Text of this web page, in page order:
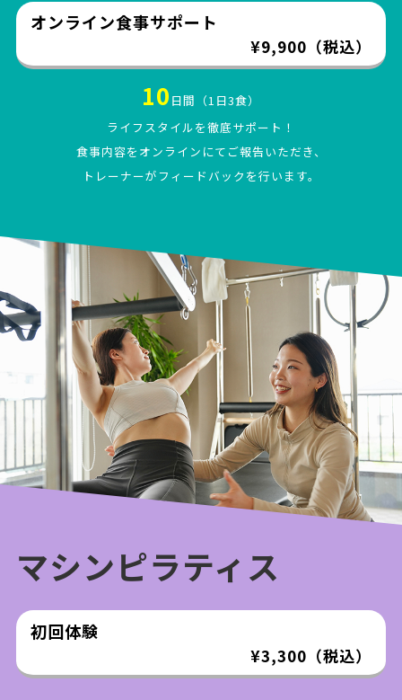
オンライン食事サポート
¥9,900（税込）
10 日間（1日3食）
ライフスタイルを徹底サポート！
食事内容をオンラインにてご報告いただき、
トレーナーがフィードバックを行います。
マシンピラティス
初回体験
¥3,300（税込）